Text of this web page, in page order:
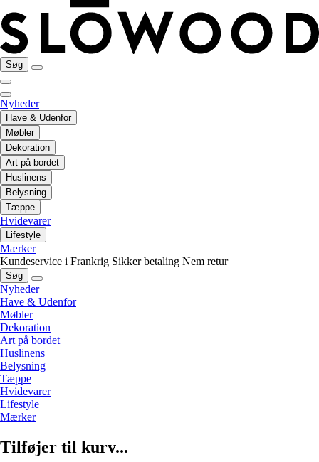
Søg
Nyheder
Have & Udenfor
Møbler
Dekoration
Art på bordet
Huslinens
Belysning
Tæppe
Hvidevarer
Lifestyle
Mærker
Kundeservice i Frankrig Sikker betaling Nem retur
Søg
Nyheder
Have & Udenfor
Møbler
Dekoration
Art på bordet
Huslinens
Belysning
Tæppe
Hvidevarer
Lifestyle
Mærker
Tilføjer til kurv...